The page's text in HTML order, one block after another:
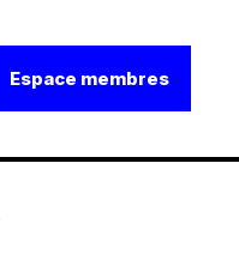
Espace membres